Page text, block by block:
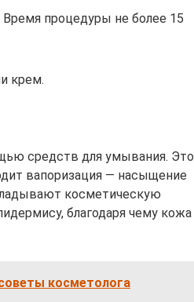
процедуры не более 15
крем.
средств для умывания. Это
вапоризация — насыщение
косметическую
благодаря чему кожа
косметолога